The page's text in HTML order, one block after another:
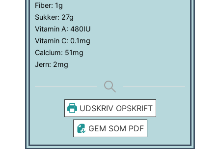
Fiber: 1g
Sukker: 27g
Vitamin A:480IU
Vitamin C:0.1mg
Calcium: 51mg
Jern: 2mg
UDSKRIV OPSKRIFT
GEM SOM PDF